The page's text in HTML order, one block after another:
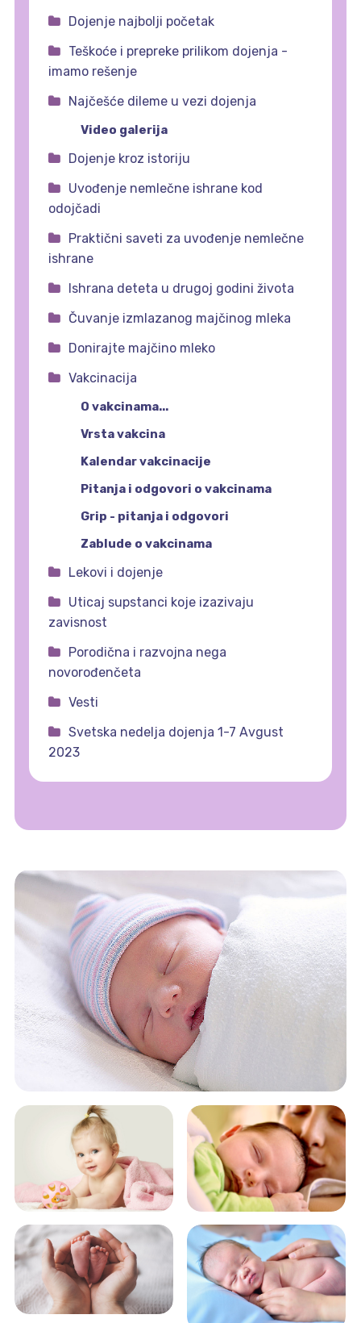
Dojenje najbolji početak
Teškoće i prepreke prilikom dojenja -
imamo rešenje
Najčešće dileme u vezi dojenja
Video galerija
Dojenje kroz istoriju
Uvođenje nemlečne ishrane kod
odojčadi
Praktični saveti za uvođenje nemlečne
ishrane
Ishrana deteta u drugoj godini života
Čuvanje izmlazanog majčinog mleka
Donirajte majčino mleko
Vakcinacija
O vakcinama...
Vrsta vakcina
Kalendar vakcinacije
Pitanja i odgovori o vakcinama
Grip - pitanja i odgovori
Zablude o vakcinama
Lekovi i dojenje
Uticaj supstanci koje izazivaju
zavisnost
Porodična i razvojna nega
novorođenčeta
Vesti
Svetska nedelja dojenja 1-7 Avgust
2023